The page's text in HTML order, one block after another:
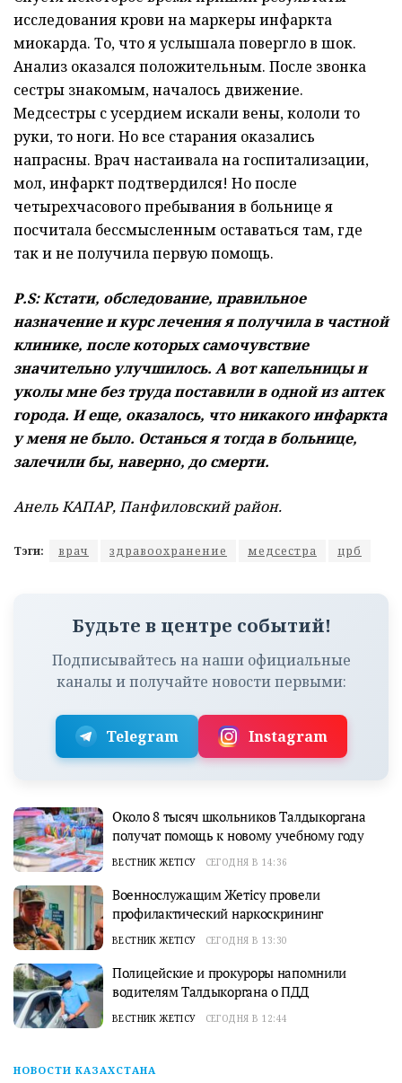
исследования крови на маркеры инфаркта
миокарда. То, что я услышала повергло в шок.
Анализ оказался положительным. После звонка
сестры знакомым, началось движение.
Медсестры с усердием искали вены, кололи то
руки, то ноги. Но все старания оказались
напрасны. Врач настаивала на госпитализации,
мол, инфаркт подтвердился! Но после
четырехчасового пребывания в больнице я
посчитала бессмысленным оставаться там, где
так и не получила первую помощь.
Р.S: Кстати, обследование, правильное
назначение и курс лечения я получила в частной
клинике, после которых самочувствие
значительно улучшилось. А вот капельницы и
уколы мне без труда поставили в одной из аптек
города. И еще, оказалось, что никакого инфаркта
у меня не было. Останься я тогда в больнице,
залечили бы, наверно, до смерти.
Анель КАПАР, Панфиловский район.
Тэги: врач здравоохранение медсестра црб
Будьте в центре событий!
Подписывайтесь на наши официальные
каналы и получайте новости первыми:
Telegram Instagram
Около 8 тысяч школьников Талдыкоргана
получат помощь к новому учебному году
ВЕСТНИК ЖЕТІСУ СЕГОДНЯ В 14:36
Военнослужащим Жетісу провели
профилактический наркоскрининг
ВЕСТНИК ЖЕТІСУ СЕГОДНЯ В 13:30
Полицейские и прокуроры напомнили
водителям Талдыкоргана о ПДД
ВЕСТНИК ЖЕТІСУ СЕГОДНЯ В 12:44
НОВОСТИ КАЗАХСТАНА